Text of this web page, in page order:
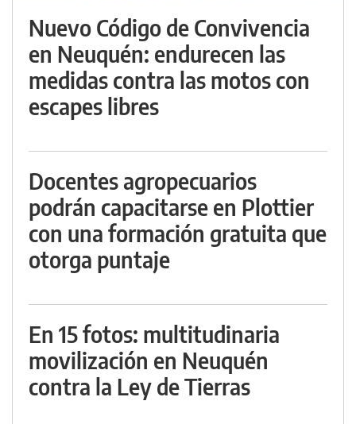
Nuevo Código de Convivencia
en Neuquén: endurecen las
medidas contra las motos con
escapes libres
Docentes agropecuarios
podrán capacitarse en Plottier
con una formación gratuita que
otorga puntaje
En 15 fotos: multitudinaria
movilización en Neuquén
contra la Ley de Tierras